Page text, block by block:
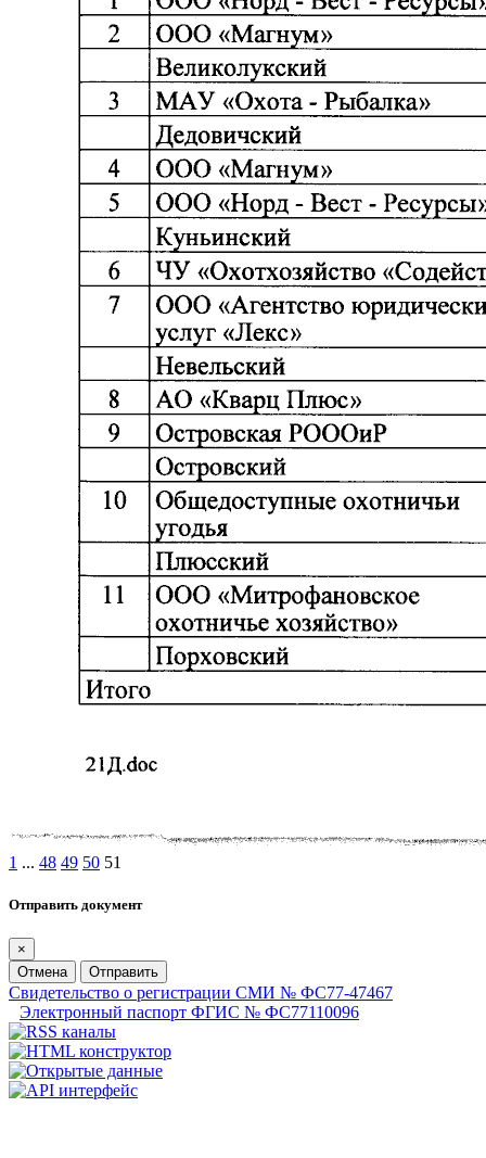
1 ... 48 49 50 51
Отправить документ
×
Отмена
Отправить
Свидетельство о регистрации СМИ № ФС77-47467
Электронный паспорт ФГИС № ФС77110096